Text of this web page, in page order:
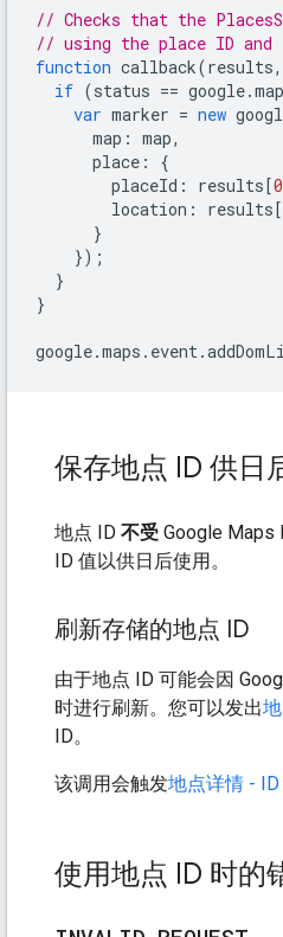
// Checks that the
// using the place ID and
function callback(results,
if (status == google.
var marker = new
map : map,
place :
{
placeId : results[0
location : results[
}
});
}
}
google.maps . event.
保存地点 ID 供日
地点 ID 不受 Google Maps
ID 值以供日后使用。
刷新存储的地点 ID
由于地点 ID 可能会因
时进行刷新。您可以发出
ID。
该调用会触发地点详情 -
使用地点 ID 时的